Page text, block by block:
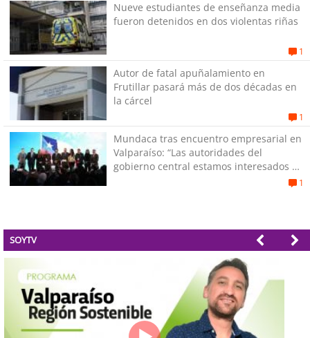
Nueve estudiantes de enseñanza media
fueron detenidos en dos violentas riñas
1
Autor de fatal apuñalamiento en
Frutillar pasará más de dos décadas en
la cárcel
1
Mundaca tras encuentro empresarial en
Valparaíso: “Las autoridades del
gobierno central estamos interesados en
1
SOYTV